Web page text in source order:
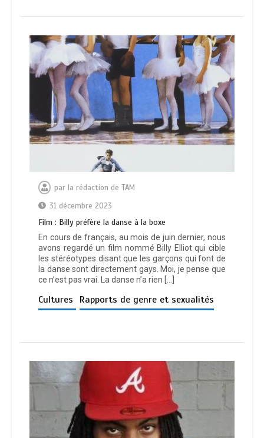
par la rédaction de TAM
31 décembre 2023
Film : Billy préfère la danse à la boxe
En cours de français, au mois de juin dernier, nous
avons regardé un film nommé Billy Elliot qui cible
les stéréotypes disant que les garçons qui font de
la danse sont directement gays. Moi, je pense que
ce n’est pas vrai. La danse n’a rien […]
Cultures Rapports de genre et sexualités